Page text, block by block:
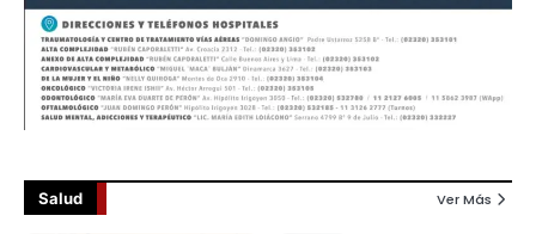
Salud Ver Más